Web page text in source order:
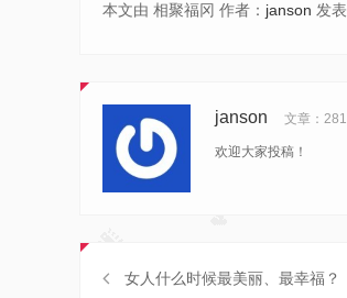
本文由 相聚福冈 作者： janson 发
janson 文章：
欢迎大家投稿！
女人什么时候最美丽、最幸福？